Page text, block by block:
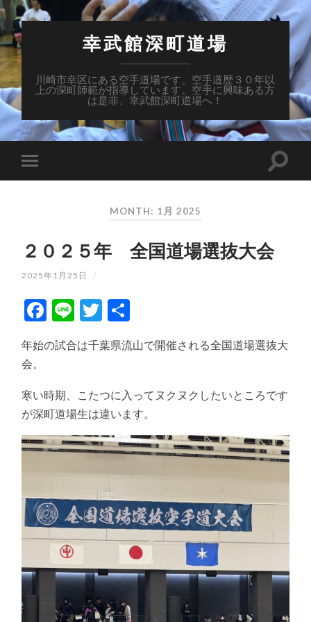
幸武館深町道場
川崎市幸区にある空手道場です。空手道歴３０年以
上の深町師範が指導しています。空手に興味ある方
は是非、幸武館深町道場へ！
MONTH: 1月 2025
２０２５年 全国道場選抜大会
2025年1月25日 /
Facebook
LineTwitter
有
年始の試合は千葉県流山で開催される全国道場選抜大
会。
寒い時期、こたつに入ってヌクヌクしたいところです
が深町道場生は違います。